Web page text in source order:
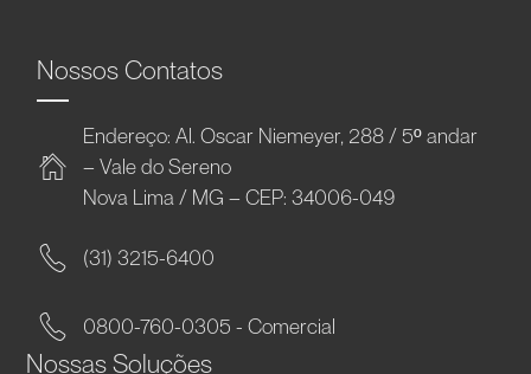
Nossos Contatos
Endereço: Al. Oscar Niemeyer, 288 / 5º andar
– Vale do Sereno
Nova Lima / MG – CEP: 34006-049
(31) 3215-6400
0800-760-0305 - Comercial
Nossas Soluções